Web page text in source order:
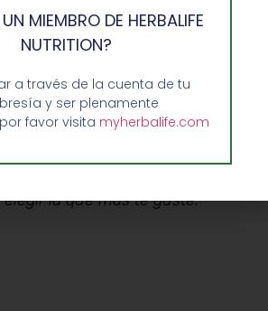
monitora realiza unas sencillas
en las que los participantes
quieres mantenerte en
elegir la que más te guste.
MIEMBRO DE HERBALIFE
NUTRITION?
a través de la cuenta de tu
y ser plenamente
favor visita myherbalife.com